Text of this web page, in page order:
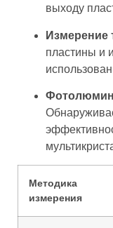
выходу
пластины и
Методика
измерения